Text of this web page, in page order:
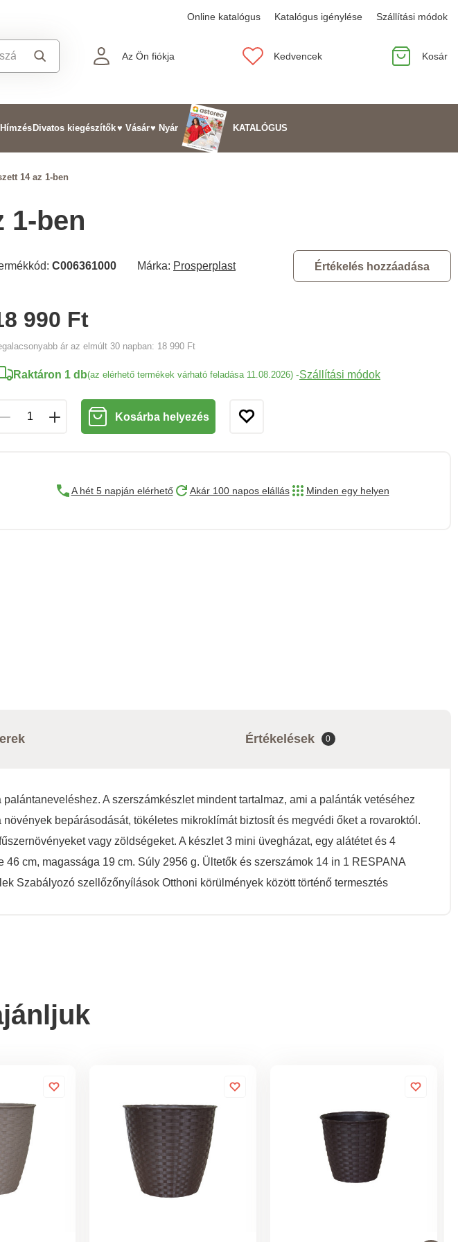
Online katalógus Katalógus igénylése Szállítási módok
Az Ön fiókja Kedvencek Kosár
Hímzés Divatos kiegészítők♥ Vásár♥ Nyár KATALÓGUS
14 az 1-ben
1-ben
C006361000 Márka: Prosperplast Értékelés hozzáadása
990 Ft
ár az elmúlt 30 napban: 18 990 Ft
Raktáron 1 db(az elérhető termékek várható feladása 11.08.2026) -Szállítási módok
Kosárba helyezés
A hét 5 napján elérhető Akár 100 napos elállás Minden egy helyen
Értékelések 0
A szerszámkészlet mindent tartalmaz, ami a palánták vetéséhez
bepárásodását, tökéletes mikroklímát biztosít és megvédi őket a rovaroktól.
vagy zöldségeket. A készlet 3 mini üvegházat, egy alátétet és 4
cm, magassága 19 cm. Súly 2956 g. Ültetők és szerszámok 14 in 1 RESPANA
Szabályozó szellőzőnyílások Otthoni körülmények között történő termesztés